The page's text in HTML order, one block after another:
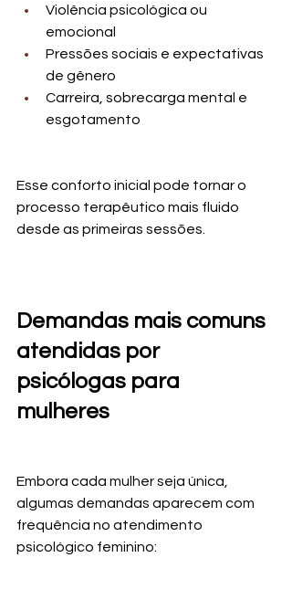
Violência psicológica ou
emocional
Pressões sociais e expectativas
de gênero
Carreira, sobrecarga mental e
esgotamento
Esse conforto inicial pode tornar o
processo terapêutico mais fluido
desde as primeiras sessões.
Demandas mais comuns
atendidas por
psicólogas para
mulheres
Embora cada mulher seja única,
algumas demandas aparecem com
frequência no atendimento
psicológico feminino: